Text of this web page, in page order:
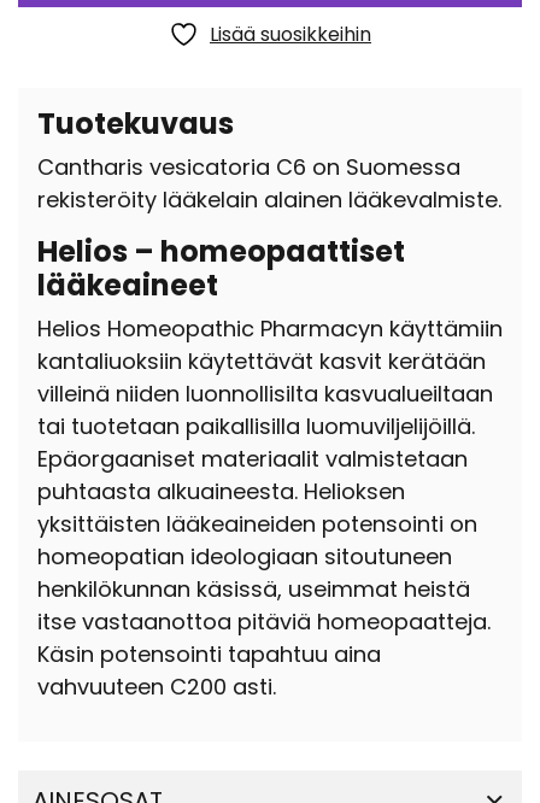
Lisää suosikkeihin
Tuotekuvaus
Cantharis vesicatoria C6 on Suomessa
rekisteröity lääkelain alainen lääkevalmiste.
Helios – homeopaattiset
lääkeaineet
Helios Homeopathic Pharmacyn käyttämiin
kantaliuoksiin käytettävät kasvit kerätään
villeinä niiden luonnollisilta kasvualueiltaan
tai tuotetaan paikallisilla luomuviljelijöillä.
Epäorgaaniset materiaalit valmistetaan
puhtaasta alkuaineesta. Helioksen
yksittäisten lääkeaineiden potensointi on
homeopatian ideologiaan sitoutuneen
henkilökunnan käsissä, useimmat heistä
itse vastaanottoa pitäviä homeopaatteja.
Käsin potensointi tapahtuu aina
vahvuuteen C200 asti.